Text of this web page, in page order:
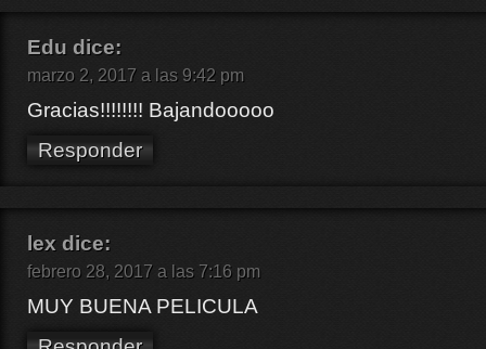
Edu dice:
marzo 2, 2017 a las 9:42 pm
Gracias!!!!!!!! Bajandooooo
Responder
lex dice:
febrero 28, 2017 a las 7:16 pm
MUY BUENA PELICULA